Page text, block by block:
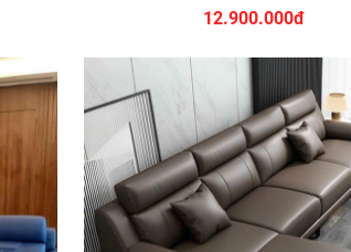
12.900.000đ